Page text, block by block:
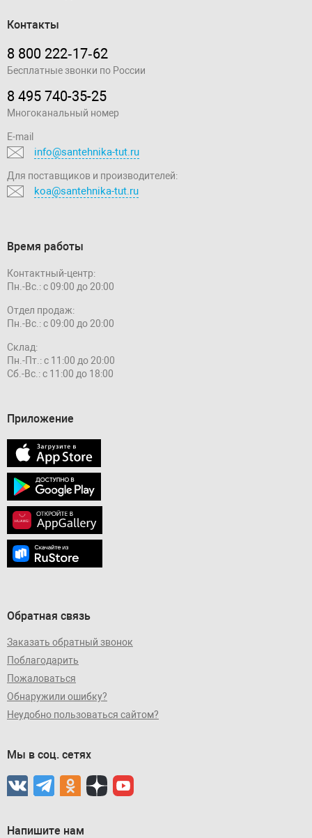
Контакты
8 800 222‑17‑62
Бесплатные звонки по России
8 495 740-35-25
Многоканальный номер
E-mail
info@santehnika-tut.ru
Для поставщиков и производителей:
koa@santehnika-tut.ru
Время работы
Контактный-центр:
Пн.-Вс.: с 09:00 до 20:00
Отдел продаж:
Пн.-Вс.: с 09:00 до 20:00
Склад:
Пн.-Пт.: с 11:00 до 20:00
Сб.-Вс.: с 11:00 до 18:00
Приложение
Обратная связь
Заказать обратный звонок
Поблагодарить
Пожаловаться
Обнаружили ошибку?
Неудобно пользоваться сайтом?
Мы в соц. сетях
Напишите нам